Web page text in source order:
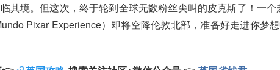
其境。但这次，终于轮到全球无数粉丝尖叫的皮克斯了！一个
Pixar Experience）即将空降伦敦北部，准备好走进你梦